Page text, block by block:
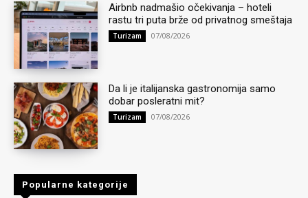
Airbnb nadmašio očekivanja – hoteli
rastu tri puta brže od privatnog smeštaja
Turizam 07/08/2026
Da li je italijanska gastronomija samo
dobar posleratni mit?
Turizam 07/08/2026
Popularne kategorije